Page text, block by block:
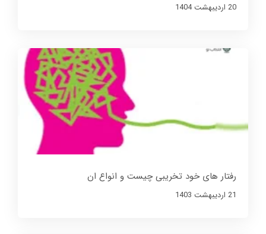
20 ارديبهشت 1404
رفتار های خود تخریبی چیست و انواع ان
21 ارديبهشت 1403